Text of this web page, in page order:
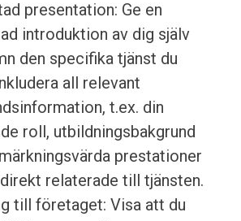
presentation: Ge en
introduktion av dig själv
den specifika tjänst du
all relevant
t.ex. din
roll, utbildningsbakgrund
prestationer
relaterade till tjänsten.
till företaget: Visa att du